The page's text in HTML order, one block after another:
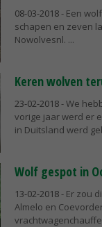
08-03-2018- Een
schapen en zeven
Nowolvesnl.
Keren wolven
23-02-2018- We
vorige jaar werd er
in Duitsland werd
Wolf gespot in
13-02-2018- Er zou
Almelo en